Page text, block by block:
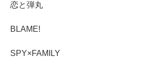
恋と弾丸
BLAME!
SPY×FAMILY